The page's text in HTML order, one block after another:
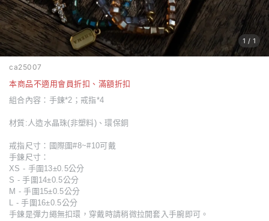
1 / 1
ca25007
本商品不適用會員折扣、滿額折扣
組合內容：手鍊*2；戒指*4
材質:人造水晶珠(非塑料)、環保銅
戒指尺寸：國際圍#8~#10可戴
手鍊尺寸：
XS - 手圍13±0.5公分
S - 手圍14±0.5公分
M - 手圍15±0.5公分
L - 手圍16±0.5公分
手鍊是彈力繩無扣環，穿戴時請稍微拉開套入手腕即可。